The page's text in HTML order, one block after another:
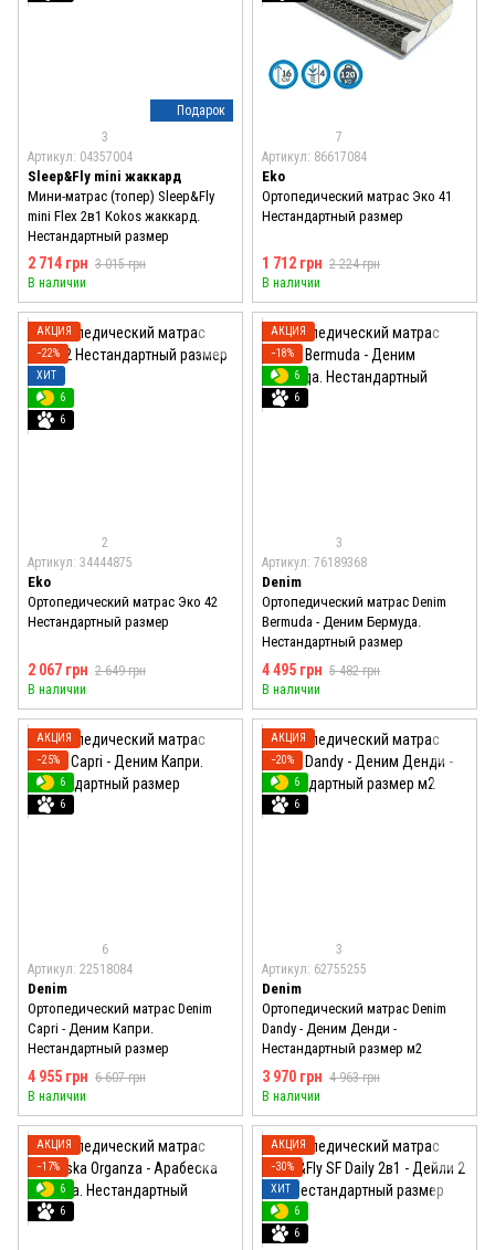
Подарок
3
Артикул: 04357004
Sleep&Fly mini жаккард
Мини-матрас (топер) Sleep&Fly
mini Flex 2в1 Kokos жаккард.
Нестандартный размер
2 714 грн 3 015 грн
В наличии
7
Артикул: 86617084
Eko
Ортопедический матрас Эко 41
Нестандартный размер
1 712 грн 2 224 грн
В наличии
АКЦИЯ
−22%
ХИТ
6
6
2
Артикул: 34444875
Eko
Ортопедический матрас Эко 42
Нестандартный размер
2 067 грн 2 649 грн
В наличии
АКЦИЯ
−18%
6
6
3
Артикул: 76189368
Denim
Ортопедический матрас Denim
Bermuda - Деним Бермуда.
Нестандартный размер
4 495 грн 5 482 грн
В наличии
АКЦИЯ
−25%
6
6
6
Артикул: 22518084
Denim
Ортопедический матрас Denim
Capri - Деним Капри.
Нестандартный размер
4 955 грн 6 607 грн
В наличии
АКЦИЯ
−20%
6
6
3
Артикул: 62755255
Denim
Ортопедический матрас Denim
Dandy - Деним Денди -
Нестандартный размер м2
3 970 грн 4 963 грн
В наличии
АКЦИЯ
−17%
6
6
АКЦИЯ
−30%
ХИТ
6
6